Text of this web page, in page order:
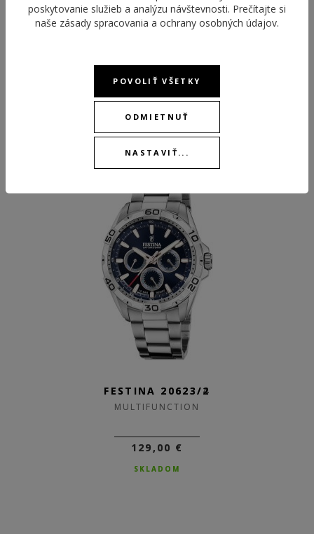
ODPORÚČANÉ PRODUKTY
FESTINA 20623/4
MULTIFUNCTION
129,00 €
SKLADOM
BEST
FESTINA 20623/2
MULTIFUNCTION
129,00 €
SKLADOM
poskytovanie služieb a analýzu návštevnosti. Prečítajte si
naše zásady spracovania a ochrany osobných údajov.
POVOLIŤ VŠETKY
ODMIETNUŤ
NASTAVIŤ...